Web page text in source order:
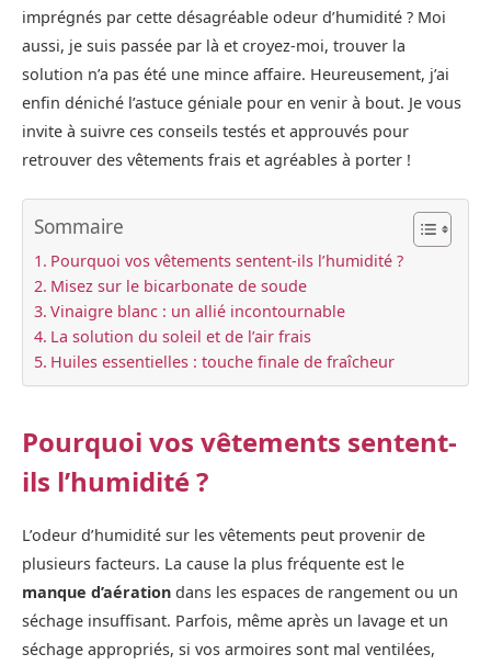
imprégnés par cette désagréable odeur d’humidité ? Moi
aussi, je suis passée par là et croyez-moi, trouver la
solution n’a pas été une mince affaire. Heureusement, j’ai
enfin déniché l’astuce géniale pour en venir à bout. Je vous
invite à suivre ces conseils testés et approuvés pour
retrouver des vêtements frais et agréables à porter !
Sommaire
Pourquoi vos vêtements sentent-ils l’humidité ?
Misez sur le bicarbonate de soude
Vinaigre blanc : un allié incontournable
La solution du soleil et de l’air frais
Huiles essentielles : touche finale de fraîcheur
Pourquoi vos vêtements sentent-
ils l’humidité ?
L’odeur d’humidité sur les vêtements peut provenir de
plusieurs facteurs. La cause la plus fréquente est le
manque d’aération dans les espaces de rangement ou un
séchage insuffisant. Parfois, même après un lavage et un
séchage appropriés, si vos armoires sont mal ventilées,